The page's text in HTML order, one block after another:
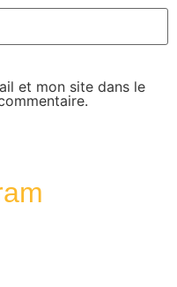
et mon site dans le